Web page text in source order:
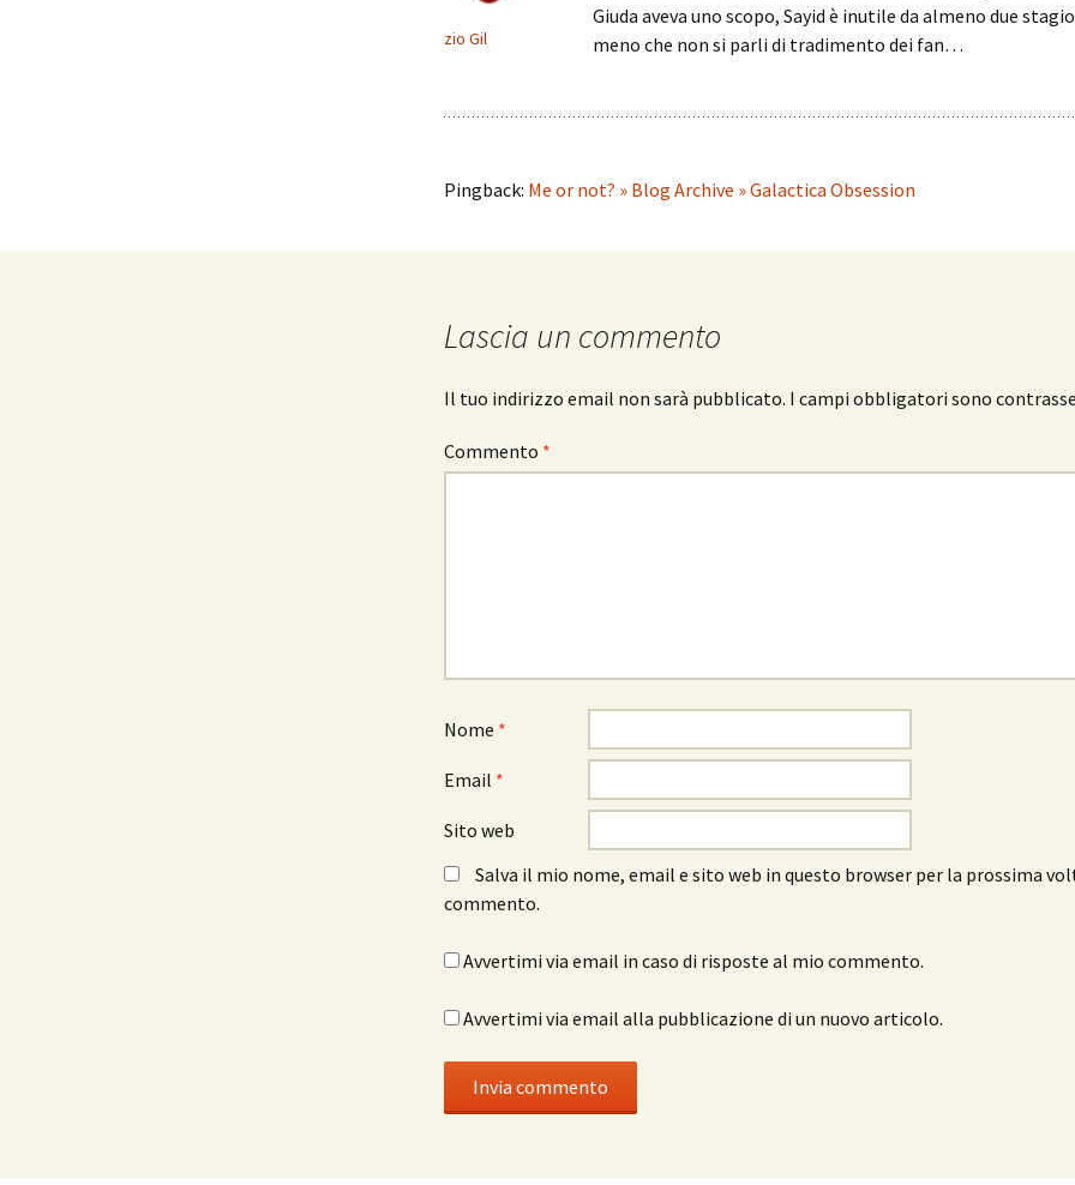
zio Gil
Giuda aveva uno scopo, Sayid è inutile da almeno due
meno che non si parli di tradimento dei fan…
Pingback: Me or not? » Blog Archive » Galactica Obsession
Lascia un commento
Il tuo indirizzo email non sarà pubblicato. I campi obbligatori sono
Commento *
Nome *
Email *
Sito web
Salva il mio nome, email e sito web in questo browser per la prossima
commento.
Avvertimi via email in caso di risposte al mio commento.
Avvertimi via email alla pubblicazione di un nuovo articolo.